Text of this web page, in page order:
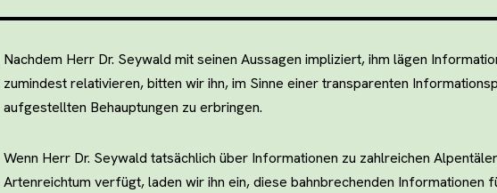
Nachdem Herr Dr. Seywald mit seinen Aussagen impliziert, ihm lägen
zumindest relativieren, bitten wir ihn, im Sinne einer transparenten
aufgestellten Behauptungen zu erbringen.
Wenn Herr Dr. Seywald tatsächlich über Informationen zu zahlreichen
Artenreichtum verfügt, laden wir ihn ein, diese bahnbrechenden Informationen